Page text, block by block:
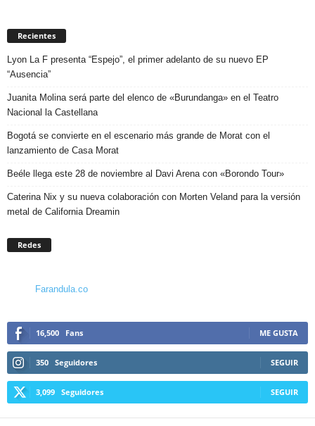
Recientes
Lyon La F presenta “Espejo”, el primer adelanto de su nuevo EP
“Ausencia”
Juanita Molina será parte del elenco de «Burundanga» en el Teatro
Nacional la Castellana
Bogotá se convierte en el escenario más grande de Morat con el
lanzamiento de Casa Morat
Beéle llega este 28 de noviembre al Davi Arena con «Borondo Tour»
Caterina Nix y su nueva colaboración con Morten Veland para la versión
metal de California Dreamin
Redes
Farandula.co
16,500 Fans ME GUSTA
350 Seguidores SEGUIR
3,099 Seguidores SEGUIR